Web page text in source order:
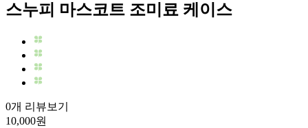
스누피 마스코트 조미료 케이스
0개 리뷰보기
10,000원